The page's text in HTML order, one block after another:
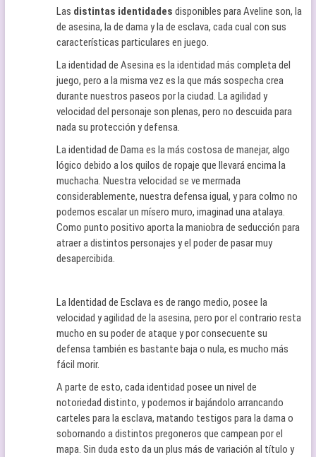
Las distintas identidades disponibles para Aveline son, la
de asesina, la de dama y la de esclava, cada cual con sus
características particulares en juego.
La identidad de Asesina es la identidad más completa del
juego, pero a la misma vez es la que más sospecha crea
durante nuestros paseos por la ciudad. La agilidad y
velocidad del personaje son plenas, pero no descuida para
nada su protección y defensa.
La identidad de Dama es la más costosa de manejar, algo
lógico debido a los quilos de ropaje que llevará encima la
muchacha. Nuestra velocidad se ve mermada
considerablemente, nuestra defensa igual, y para colmo no
podemos escalar un mísero muro, imaginad una atalaya.
Como punto positivo aporta la maniobra de seducción para
atraer a distintos personajes y el poder de pasar muy
desapercibida.
La Identidad de Esclava es de rango medio, posee la
velocidad y agilidad de la asesina, pero por el contrario resta
mucho en su poder de ataque y por consecuente su
defensa también es bastante baja o nula, es mucho más
fácil morir.
A parte de esto, cada identidad posee un nivel de
notoriedad distinto, y podemos ir bajándolo arrancando
carteles para la esclava, matando testigos para la dama o
sobornando a distintos pregoneros que campean por el
mapa. Sin duda esto da un plus más de variación al título y